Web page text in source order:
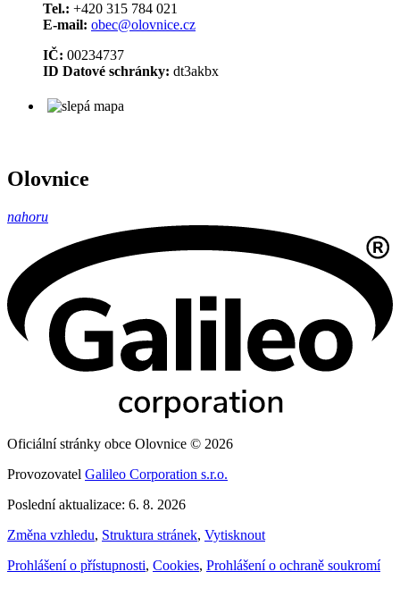
Tel.: +420 315 784 021
E-mail: obec@olovnice.cz
IČ: 00234737
ID Datové schránky: dt3akbx
Olovnice
nahoru
Oficiální stránky obce Olovnice © 2026
Provozovatel Galileo Corporation s.r.o.
Poslední aktualizace: 6. 8. 2026
Změna vzhledu, Struktura stránek, Vytisknout
Prohlášení o přístupnosti, Cookies, Prohlášení o ochraně soukromí